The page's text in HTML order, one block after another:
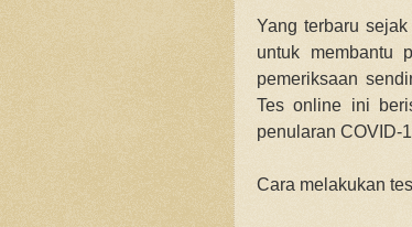
Yang terbaru
untuk membantu
pemeriksaan
Tes online ini
penularan COVID-
Cara melakukan